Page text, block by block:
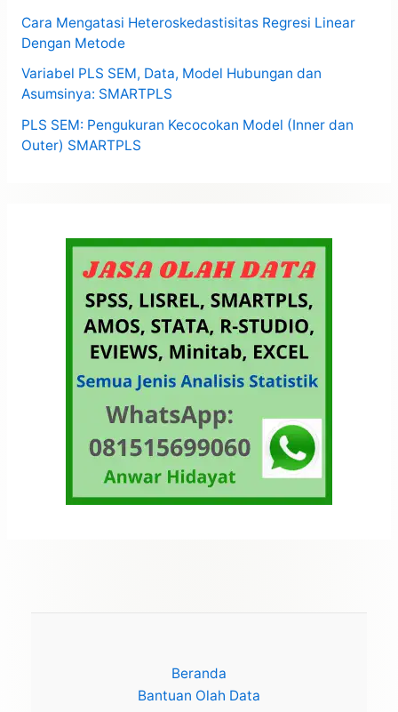
Cara Mengatasi Heteroskedastisitas Regresi Linear
Dengan Metode
Variabel PLS SEM, Data, Model Hubungan dan
Asumsinya: SMARTPLS
PLS SEM: Pengukuran Kecocokan Model (Inner dan
Outer) SMARTPLS
Beranda
Bantuan Olah Data